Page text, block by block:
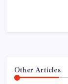
Other Articles